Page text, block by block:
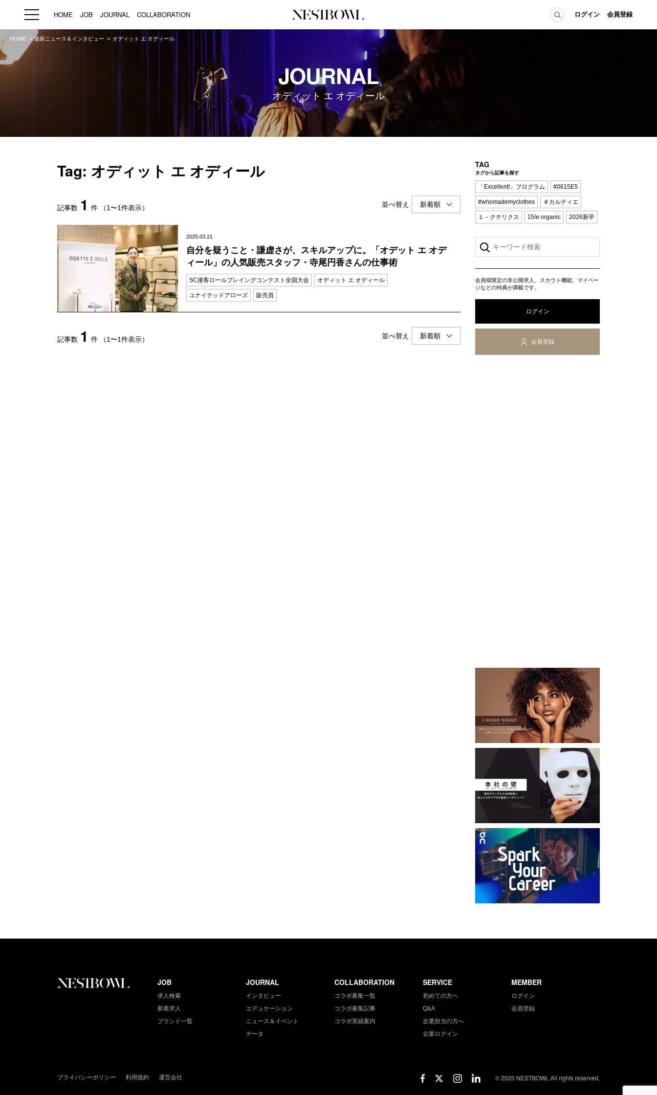
HOME JOB JOURNAL COLLABORATION ログイン 会員登録
HOME JOB
求人検索
新着求人
ブランド一覧
JOURNAL
インタビュー
エデュケーション
ニュース＆イベント
データ
COLLABORATION
コラボ募集一覧
コラボ募集記事
コラボ実績案内
初めての方へ
Q&A
HOME 最新ニュース＆インタビュー オディット エ オディール
JOURNAL
オディット エ オディール
Tag: オディット エ オディール
記事数 1 件 （1〜1件表示） 並べ替え
2025.03.21
自分を疑うこと・謙虚さが、スキルアップに。「オデット エ オデ
ィール」の人気販売スタッフ・寺尾円香さんの仕事術
SC接客ロールプレイングコンテスト全国大会 オディット エ オディール
ユナイテッドアローズ 販売員
記事数 1 件 （1〜1件表示） 並べ替え
TAG
タグから記事を探す
「Excellent!」プログラム #0615E5
#whomademyclothes ＃カルティエ
１－クテリクス 15/e organic 2026新卒
会員様限定の非公開求人、スカウト機能、マイペー
ジなどの特典が満載です。
ログイン
会員登録
JOB
求人検索
新着求人
ブランド一覧
JOURNAL
インタビュー
エデュケーション
ニュース＆イベント
データ
COLLABORATION
コラボ募集一覧
コラボ募集記事
コラボ実績案内
SERVICE
初めての方へ
Q&A
企業担当の方へ
企業ログイン
MEMBER
ログイン
会員登録
プライバシーポリシー 利用規約 運営会社 © 2020 NESTBOWL All rights reserved.